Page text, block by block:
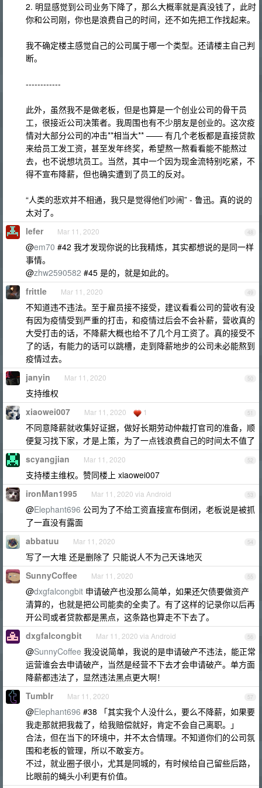
2. 明显感觉到公司业务下降了，那么大概率就是真没钱了，此时
你和公司刚，你也是浪费自己的时间，还不如先把工作找起来。
我不确定楼主感觉自己的公司属于哪一个类型。还请楼主自己判
断。
------------
此外，虽然我不是做老板，但是也算是一个创业公司的骨干员
工，很接近公司决策者。我周围也有不少朋友是创业的。这次疫
情对大部分公司的冲击**相当大** —— 有几个老板都是直接贷款
来给员工发工资，甚至发年终奖，希望熬一熬看看能不能熬过
去，也不说想坑员工。当然，其中一个因为现金流特别吃紧，不
得不宣布降薪，但也确实遭到了员工的反对。
“人类的悲欢并不相通，我只是觉得他们吵闹” - 鲁迅。真的说的
太对了。
48
lefer Mar 11, 2020
@em70 #42 我才发现你说的比我精炼，其实都想说的是同一样
事情。
@zhw2590582 #45 是的，就是如此的。
49
frittle Mar 11, 2020
不知道违不违法。至于雇员接不接受，建议看看公司的营收有没
有因为疫情受到严重的打击，和疫情过后会不会补薪，营收真的
大受打击的话，不降薪大概也给不了几个月工资了。真的接受不
了的话，有能力的话可以跳槽，走到降薪地步的公司未必能熬到
疫情过去。
50
janyin Mar 11, 2020
支持维权
51
xiaowei007 Mar 11, 2020 1
不同意降薪就收集好证据，做好长期劳动仲裁打官司的准备，顺
便复习找下家，才是上策，为了一点钱浪费自己的时间太不值了
52
scyangjian Mar 11, 2020
支持楼主维权。赞同楼上 xiaowei007
53
ironMan1995 Mar 11, 2020 via Android
@Elephant696 公司为了不给工资直接宣布倒闭，老板说是被抓
了一直没有露面
54
abbatuu Mar 11, 2020
写了一大堆 还是删除了 只能说人不为己天诛地灭
55
SunnyCoffee Mar 11, 2020
@dxgfalcongbit 申请破产也没那么简单，如果还欠债要做资产
清算的，也就是把公司能卖的全卖了。有了这样的记录你以后再
开公司或者贷款都是黑点，这条路也算走不下去了。
56
dxgfalcongbit Mar 11, 2020 via Android
@SunnyCoffee 我没说简单，我说的是申请破产不违法，能正常
运营谁会去申请破产，当然是经营不下去才会申请破产。单方面
降薪都违法了，显然违法黑点更大啊！
57
Tumblr Mar 11, 2020
@Elephant696 #38 「其实我个人没什么，要么不降薪，如果要
我走那就把我裁了，给我赔偿就好，肯定不会自己离职。」
合法，但在当下的环境中，并不太合情理。不知道你们的公司氛
围和老板的管理，所以不敢妄方。
不过，就业圈子很小，尤其是同城的，有时候给自己留些后路，
比眼前的蝇头小利更有价值。